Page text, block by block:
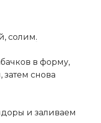
солим.
в форму,
снова
и заливаем